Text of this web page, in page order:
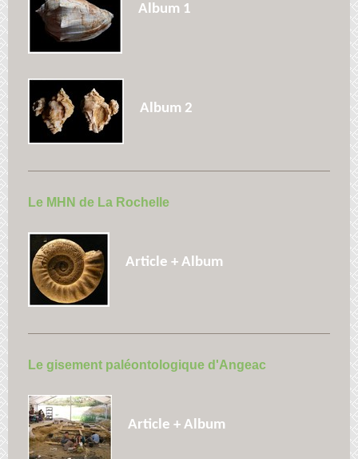
Album 1
Album 2
Le MHN de La Rochelle
Article + Album
Le gisement paléontologique d'Angeac
Article + Album